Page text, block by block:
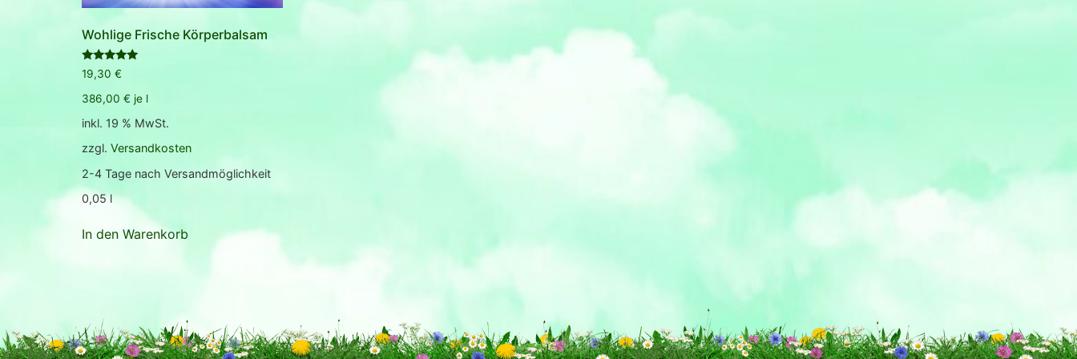
Wohlige Frische Körperbalsam
Bewertet
mit
von 5
19,30 €
386,00 € je l
inkl. 19 % MwSt.
zzgl. Versandkosten
2-4 Tage nach Versandmöglichkeit
0,05l
In den Warenkorb